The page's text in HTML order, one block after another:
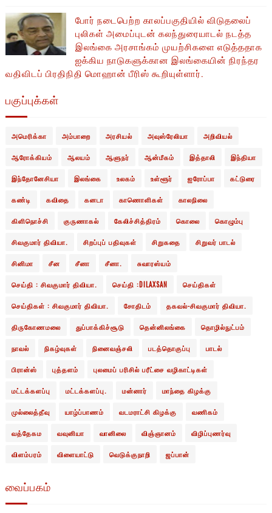
போர் நடைபெற்ற காலப்பகுதியில் ​​விடுதலைப்
புலிகள் அமைப்புடன் கலந்துரையாடல் நடத்த
இலங்கை அரசாங்கம் முயற்சிகளை எடுத்ததாக
ஐக்கிய நாடுகளுக்கான இலங்கையின் நிரந்தர
வதிவிடப் பிரதிநிதி மொஹான் பீரிஸ் கூறியுள்ளார்.
பகுப்புக்கள்
அமெரிக்கா அம்பாறை அரசியல் அவுஸ்ரேலியா அறிவியல்
ஆரோக்கியம் ஆலயம் ஆளுநர் ஆன்மீகம் இத்தாலி இந்தியா
இந்தோனேசியா இலங்கை உலகம் உள்ளூர் ஐரோப்பா கட்டுரை
கண்டி கவிதை கனடா காணொளிகள் காலநிலை
கிளிநொச்சி குருணாகல் கேலிச்சித்திரம் கொலை கொழும்பு
சிவகுமார் திவியா. சிறப்புப் பதிவுகள் சிறுகதை சிறுவர் பாடல்
சினிமா சீன சீனா சீனா. சுவாரஸ்யம்
செய்தி : சிவகுமார் திவியா. செய்தி :DILAXSAN செய்திகள்
செய்திகள் : சிவகுமார் திவியா. சோதிடம் தகவல்-சிவகுமார் திவியா.
திருகோணமலை துப்பாக்கிச்சூடு தென்னிலங்கை தொழில்நுட்பம்
நாவல் நிகழ்வுகள் நினைவஞ்சலி படத்தொகுப்பு பாடல்
பிரான்ஸ் புத்தளம் புலமைப் பரிசில் பரீட்சை வழிகாட்டிகள்
மட்டக்களப்பு மட்டக்களப்பு. மன்னார் மாந்தை கிழக்கு
முல்லைத்தீவு யாழ்ப்பாணம் வடமராட்சி கிழக்கு வணிகம்
வத்தேகம வவுனியா வானிலை விஞ்ஞானம் விழிப்புணர்வு
விளம்பரம் விளையாட்டு வெடுக்குநாறி ஜப்பான்
வைப்பகம்